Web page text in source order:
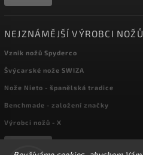
NEJZNÁMĚJŠÍ VÝROBCI NOŽŮ
Vznik nožů Spyderco
Švýcarské nože SWIZA
Nože Nieto - španělská tradice
Benchmade - založení značky
Výrobci nožů - X